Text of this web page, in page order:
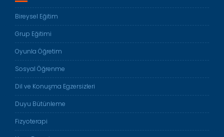
Bireysel Eğitim
Grup Eğitimi
Oyunla Öğretim
Sosyal Öğrenme
Dil ve Konuşma Egzersizleri
Duyu Bütünleme
Fizyoterapi